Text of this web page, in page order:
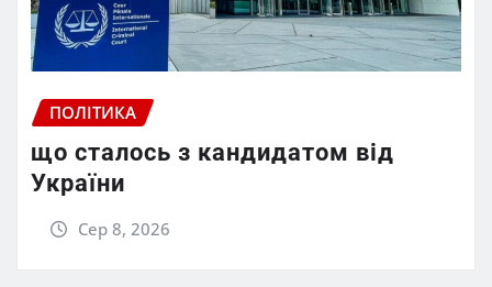
ПОЛІТИКА
що сталось з кандидатом від
України
Сер 8, 2026